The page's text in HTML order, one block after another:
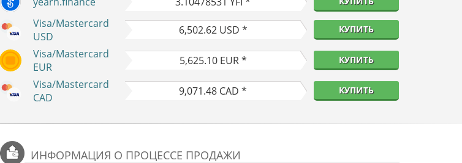
Visa/Mastercard
USD
6,502.62USD * КУПИТЬ
Visa/Mastercard
EUR
5,625.10EUR * КУПИТЬ
Visa/Mastercard
CAD
9,071.48 CAD * КУПИТЬ
ИНФОРМАЦИЯ О ПРОЦЕССЕ ПРОДАЖИ